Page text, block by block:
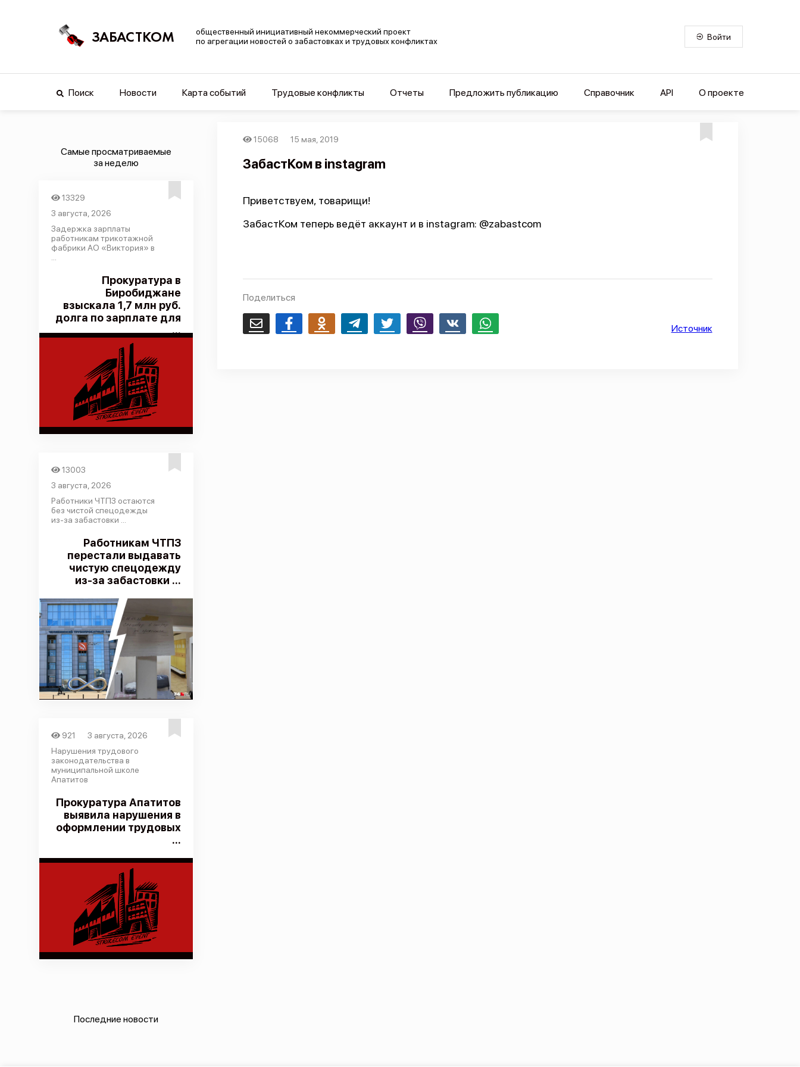
ЗАБАСТКОМ
общественный инициативный некоммерческий проект
по агрегации новостей о забастовках и трудовых конфликтах
Войти
Поиск Новости Карта событий Трудовые конфликты Отчеты Предложить публикацию Справочник API О проекте
Самые просматриваемые
за неделю
13329
3 августа, 2026
Задержка зарплаты
работникам трикотажной
фабрики АО «Виктория» в
Прокуратура в
Биробиджане
взыскала 1,7 млн руб.
долга по зарплате для
...
13003
3 августа, 2026
Работники ЧТПЗ остаются
без чистой спецодежды
из-за забастовки ...
Работникам ЧТПЗ
перестали выдавать
чистую спецодежду
из-за забастовки ...
921
3 августа, 2026
Нарушения трудового
законодательства в
муниципальной школе
Апатитов
Прокуратура Апатитов
выявила нарушения в
оформлении трудовых
...
Последние новости
15068 15 мая, 2019
ЗабастКом в instagram
Приветствуем, товарищи!
ЗабастКом теперь ведёт аккаунт и в instagram: @zabastcom
Поделиться
Email FacebookOdnoklassnikiTelegram Twitter Viber Whatsapp Источник